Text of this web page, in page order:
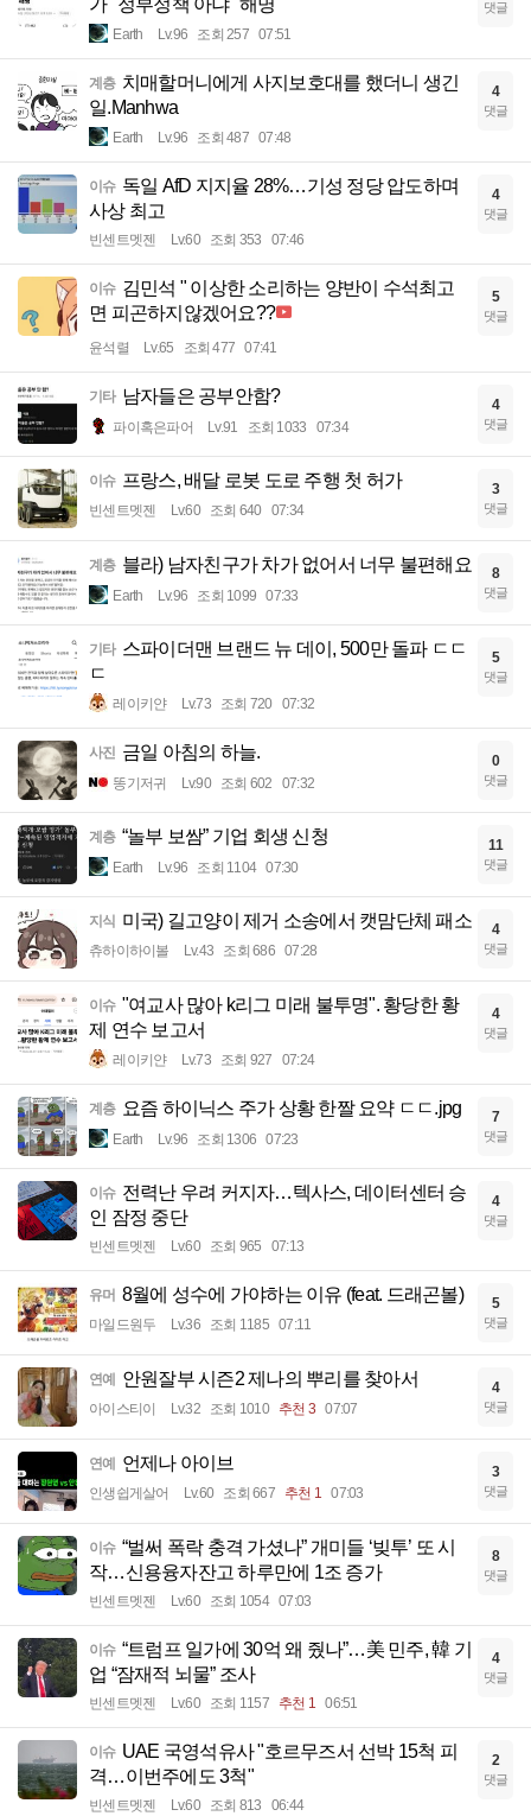
가 "정부정책 아냐" 해명
Earth Lv.96 조회 257 07:51
댓글
계층 치매할머니에게 사지보호대를 했더니 생긴
일.Manhwa
Earth Lv.96 조회 487 07:48
4
댓글
이슈 독일 AfD 지지율 28%…기성 정당 압도하며
사상 최고
빈센트멧젠 Lv.60 조회 353 07:46
4
댓글
이슈 김민석 " 이상한 소리하는 양반이 수석최고
면 피곤하지않겠어요??
윤석렬 Lv.65 조회 477 07:41
5
댓글
기타 남자들은 공부안함?
파이혹은파어 Lv.91 조회 1033 07:34
4
댓글
이슈 프랑스, 배달 로봇 도로 주행 첫 허가
빈센트멧젠 Lv.60 조회 640 07:34
3
댓글
계층 블라) 남자친구가 차가 없어서 너무 불편해요
Earth Lv.96 조회 1099 07:33
8
댓글
기타 스파이더맨 브랜드 뉴 데이, 500만 돌파 ㄷㄷ
ㄷ
레이키얀 Lv.73 조회 720 07:32
5
댓글
사진 금일 아침의 하늘.
똥기저귀 Lv.90 조회 602 07:32
0
댓글
계층 “놀부 보쌈” 기업 회생 신청
Earth Lv.96 조회 1104 07:30
11
댓글
지식 미국) 길고양이 제거 소송에서 캣맘단체 패소
츄하이하이볼 Lv.43 조회 686 07:28
4
댓글
이슈 "여교사 많아 k리그 미래 불투명". 황당한 황
제 연수 보고서
레이키얀 Lv.73 조회 927 07:24
4
댓글
계층 요즘 하이닉스 주가 상황 한짤 요약 ㄷㄷ.jpg
Earth Lv.96 조회 1306 07:23
7
댓글
이슈 전력난 우려 커지자…텍사스, 데이터센터 승
인 잠정 중단
빈센트멧젠 Lv.60 조회 965 07:13
4
댓글
유머 8월에 성수에 가야하는 이유 (feat. 드래곤볼)
마일드원두 Lv.36 조회 1185 07:11
5
댓글
연예 안원잘부 시즌2 제나의 뿌리를 찾아서
아이스티이 Lv.32 조회 1010 추천 3 07:07
4
댓글
연예 언제나 아이브
인생쉽게살어 Lv.60 조회 667 추천 1 07:03
3
댓글
이슈 “벌써 폭락 충격 가셨나” 개미들 ‘빚투’ 또 시
작…신용융자잔고 하루만에 1조 증가
빈센트멧젠 Lv.60 조회 1054 07:03
8
댓글
이슈 “트럼프 일가에 30억 왜 줬나”…美 민주, 韓 기
업 “잠재적 뇌물” 조사
빈센트멧젠 Lv.60 조회 1157 추천 1 06:51
4
댓글
이슈 UAE 국영석유사 "호르무즈서 선박 15척 피
격…이번주에도 3척"
빈센트멧젠 Lv.60 조회 813 06:44
2
댓글